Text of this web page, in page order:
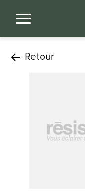
Retour